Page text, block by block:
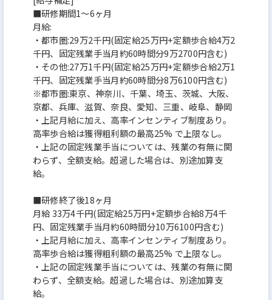
■研修期間1〜6ヶ月
月給:
・都市圏:29万2千円(固定給25万円+定額歩合給4万2
千円、固定残業手当月約60時間分9万2700円含む)
・その他:27万1千円(固定給25万円+定額歩合給2万1
千円、固定残業手当月約60時間分8万6100円含む)
※都市圏:東京、神奈川、千葉、埼玉、茨城、大阪、
京都、兵庫、滋賀、奈良、愛知、三重、岐阜、静岡
・上記月給に加え、高率インセンティブ制度あり。
高率歩合給は獲得粗利額の最高25% で上限なし。
・上記の固定残業手当については、残業の有無に関
わらず、全額支給。超過した場合は、別途加算支
給。
■研修終了後18ヶ月
月給 33万4千円(固定給25万円+定額歩合給8万4千
円、固定残業手当月約60時間分10万6100円含む)
・上記月給に加え、高率インセンティブ制度あり。
高率歩合給は獲得粗利額の最高25% で上限なし。
・上記の固定残業手当については、残業の有無に関
わらず、全額支給。超過した場合は、別途加算支
給。